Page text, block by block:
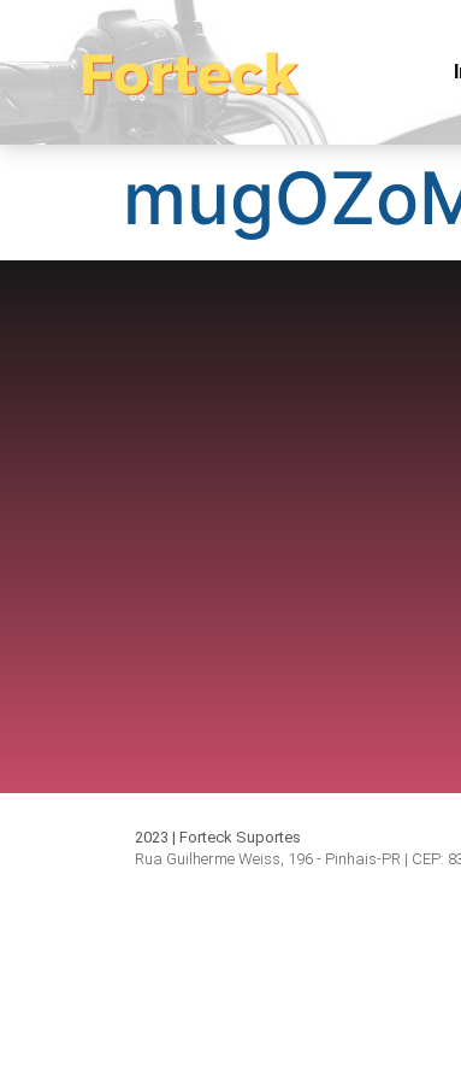
2023 | Forteck Suportes
Rua Guilherme Weiss, 196 - Pinhais-PR | CEP: